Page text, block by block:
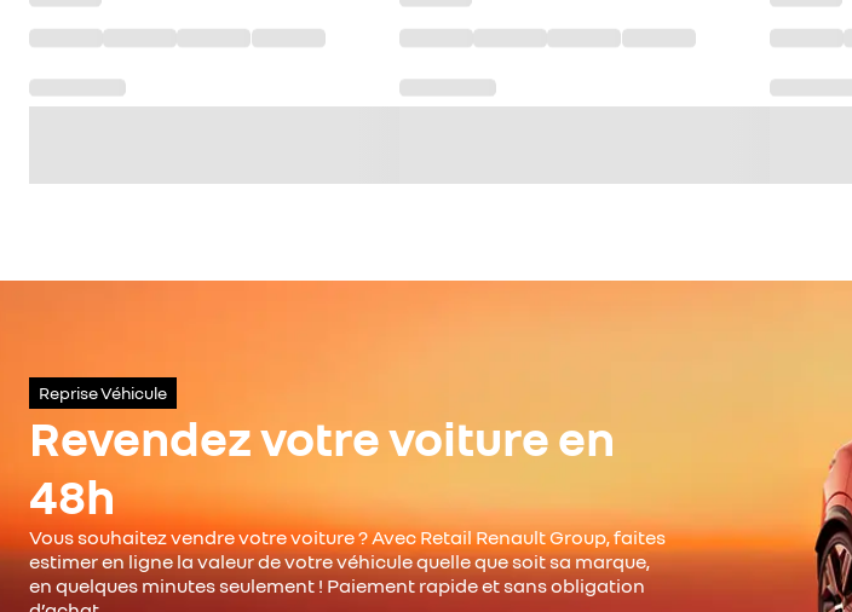
Reprise Véhicule
Revendez votre voiture en
48h
Vous souhaitez vendre votre voiture ? Avec Retail Renault Group, faites
estimer en ligne la valeur de votre véhicule quelle que soit sa marque,
en quelques minutes seulement ! Paiement rapide et sans obligation